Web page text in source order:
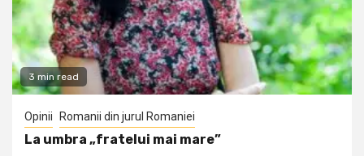
3 min read
Opinii Romanii din jurul Romaniei
La umbra „fratelui mai mare”